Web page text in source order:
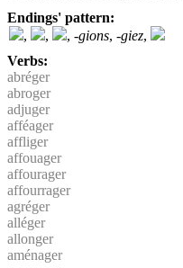
Endings' pattern:
,
, , -gions, -giez,
Verbs:
abréger
abroger
adjuger
afféager
affliger
affouager
affourager
affourrager
agréger
alléger
allonger
aménager